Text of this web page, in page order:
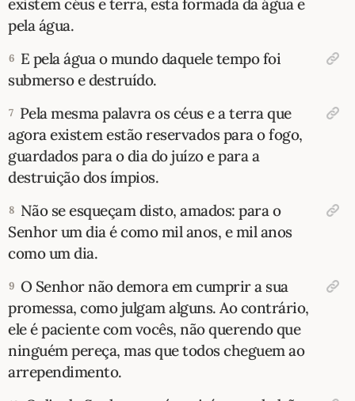
QUEM SOMOS
LOJA BÍBLIAON
existem céus e terra, esta formada da água e
pela água.
6 E pela água o mundo daquele tempo foi
submerso e destruído.
7 Pela mesma palavra os céus e a terra que
agora existem estão reservados para o fogo,
guardados para o dia do juízo e para a
destruição dos ímpios.
8 Não se esqueçam disto, amados: para o
Senhor um dia é como mil anos, e mil anos
como um dia.
9 O Senhor não demora em cumprir a sua
promessa, como julgam alguns. Ao contrário,
ele é paciente com vocês, não querendo que
ninguém pereça, mas que todos cheguem ao
arrependimento.